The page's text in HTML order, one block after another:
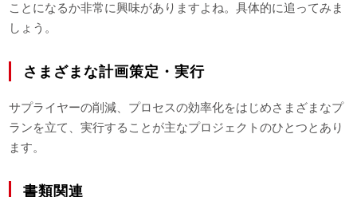
ことになるか非常に興味がありますよね。具体的に追ってみま
しょう。
さまざまな計画策定・実行
サプライヤーの削減、プロセスの効率化をはじめさまざまなプ
ランを立て、実行することが主なプロジェクトのひとつとあり
ます。
書類関連